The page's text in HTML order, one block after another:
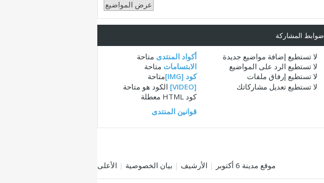
ضوابط المشاركة
لا تستطيع إضافة مواضيع جديدة
لا تستطيع الرد على المواضيع
لا تستطيع إرفاق ملفات
لا تستطيع تعديل مشاركاتك
أكواد المنتدى متاحة
الابتسامات متاحة
كود [IMG]
متاحة
[VIDEO]
الكود هو متاحة
كود HTML
معطلة
قوانين المنتدى
موقع مدينة 6 أكتوبر | الأرشيف | بيان الخصوصية | الأعلى